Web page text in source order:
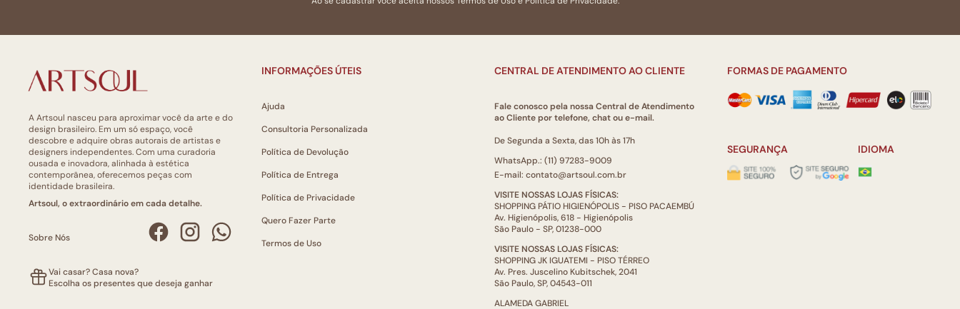
A Artsoul nasceu para aproximar você da arte e do
design brasileiro. Em um só espaço, você
descobre e adquire obras autorais de artistas e
designers independentes. Com uma curadoria
ousada e inovadora, alinhada à estética
contemporânea, oferecemos peças com
identidade brasileira.
Artsoul, o extraordinário em cada detalhe.
Sobre Nós
Vai casar? Casa nova?
Escolha os presentes que deseja ganhar
INFORMAÇÕES ÚTEIS
Ajuda
Consultoria Personalizada
Política de Devolução
Política de Entrega
Política de Privacidade
Quero Fazer Parte
Termos de Uso
CENTRAL DE ATENDIMENTO AO CLIENTE
Fale conosco pela nossa Central de Atendimento
ao Cliente por telefone, chat ou e-mail.
De Segunda a Sexta, das 10h às 17h
WhatsApp.: (11) 97283-9009
E-mail: contato@artsoul.com.br
VISITE NOSSAS LOJAS FÍSICAS:
SHOPPING PÁTIO HIGIENÓPOLIS - PISO PACAEMBÚ
Av. Higienópolis, 618 - Higienópolis
São Paulo - SP, 01238-000
VISITE NOSSAS LOJAS FÍSICAS:
SHOPPING JK IGUATEMI - PISO TÉRREO
Av. Pres. Juscelino Kubitschek, 2041
São Paulo, SP, 04543-011
ALAMEDA GABRIEL
FORMAS DE PAGAMENTO
SEGURANÇA IDIOMA